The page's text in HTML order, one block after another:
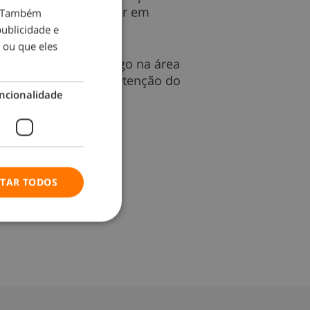
num sector em
e oferta de emprego na área
na área da manutenção do
idosos.
e
que eles
TODOS